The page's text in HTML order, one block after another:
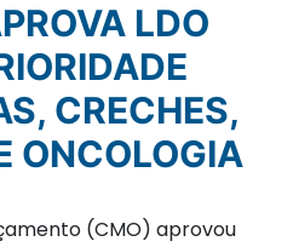
CRECHES,
ONCOLOGIA
(CMO) aprovou